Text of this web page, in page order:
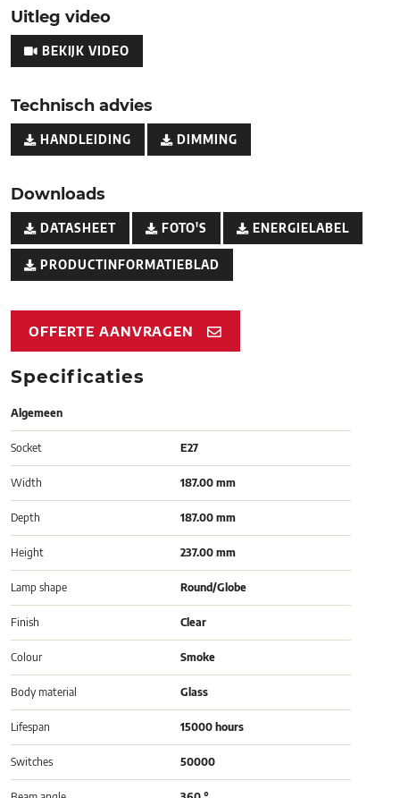
Uitleg video
BEKIJK VIDEO
Technisch advies
HANDLEIDING DIMMING
Downloads
DATASHEET FOTO'S ENERGIELABEL
PRODUCTINFORMATIEBLAD
OFFERTE AANVRAGEN
Specificaties
Algemeen
Socket E27
Width 187.00 mm
Depth 187.00 mm
Height 237.00 mm
Lamp shape Round/Globe
Finish Clear
Colour Smoke
Body material Glass
Lifespan 15000 hours
Switches 50000